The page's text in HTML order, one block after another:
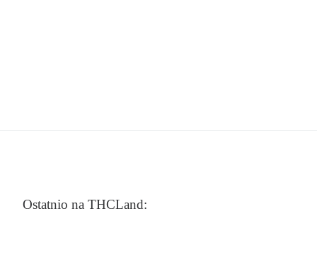
Ostatnio na THCLand: